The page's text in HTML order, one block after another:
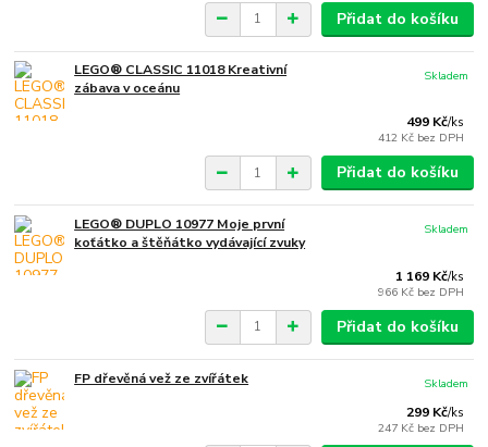
Přidat do košíku
LEGO® CLASSIC 11018 Kreativní
zábava v oceánu
499 Kč/ks
412 Kč bez DPH
Skladem
Přidat do košíku
LEGO® DUPLO 10977 Moje první
koťátko a štěňátko vydávající zvuky
1 169 Kč/ks
966 Kč bez DPH
Skladem
Přidat do košíku
FP dřevěná vež ze zvířátek
299 Kč/ks
247 Kč bez DPH
Skladem